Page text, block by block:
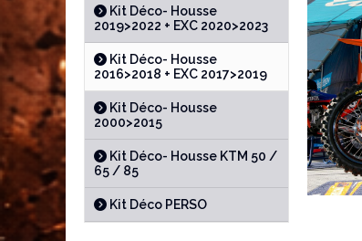
Kit Déco- Housse
2019>2022 + EXC 2020>2023
Kit Déco- Housse
2016>2018 + EXC 2017>2019
Kit Déco- Housse
2000>2015
Kit Déco- Housse KTM 50 /
65 / 85
Kit Déco PERSO